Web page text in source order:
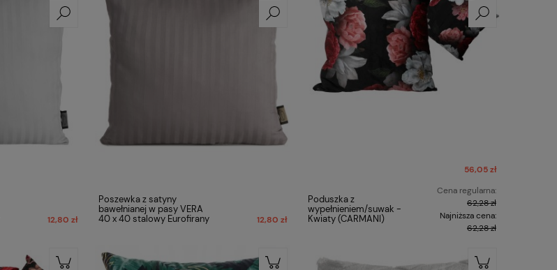
12,80 zł
Poszewka z satyny
bawełnianej w pasy VERA
40 x 40 stalowy Eurofirany
12,80 zł
Poduszka z
wypełnieniem/suwak -
Kwiaty (CARMANI)
56,05 zł
Cena regularna:
62,28 zł
Najniższa cena:
62,28 zł